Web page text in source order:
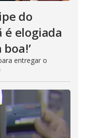
do
é elogiada
entregar o